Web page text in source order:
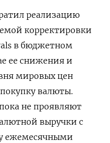
реализацию
корректировки
в бюджетном
ее снижения и
мировых цен
валюты.
не проявляют
выручки с
ежемесячными